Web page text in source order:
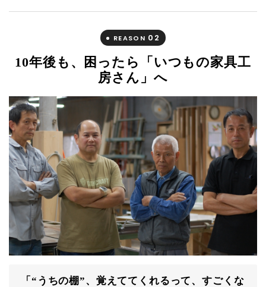
REASON 02
10年後も、困ったら「いつもの家具工
房さん」へ
「“うちの棚”、覚えててくれるって、すごくな